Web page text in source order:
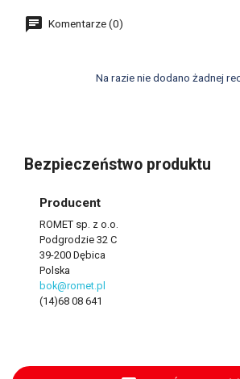
Komentarze (0)
Na razie nie dodano żadnej
Bezpieczeństwo produktu
Producent
ROMET sp. z o.o.
Podgrodzie 32 C
39-200 Dębica
Polska
bok@romet.pl
(14)68 08 641